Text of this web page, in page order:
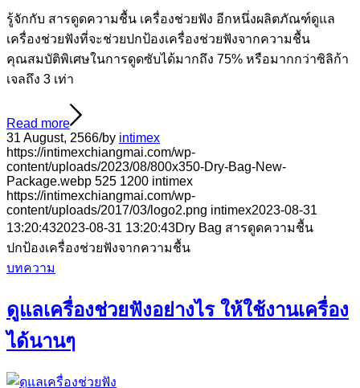
รู้จักกับ สารดูดความชื้น เครื่องช่วยฟัง อีกหนึ่งผลิตภัณฑ์ดูแล
เครื่องช่วยฟังที่จะช่วยปกป้องเครื่องช่วยฟังจากความชื้น
คุณสมบัติพิเศษในการดูดซับได้มากถึง 75% หรือมากกว่าซิลิก้า
เจลถึง 3 เท่า
Read more
31 August, 2566/by intimex
https://intimexchiangmai.com/wp-
content/uploads/2023/08/800x350-Dry-Bag-New-
Package.webp 525 1200 intimex
https://intimexchiangmai.com/wp-
content/uploads/2017/03/logo2.png intimex2023-08-31
13:20:432023-08-31 13:20:43Dry Bag สารดูดความชื้น
ปกป้องเครื่องช่วยฟังจากความชื้น
บทความ
ดูแลเครื่องช่วยฟังอย่างไร ให้ใช้งานเครื่อง
ได้นานๆ